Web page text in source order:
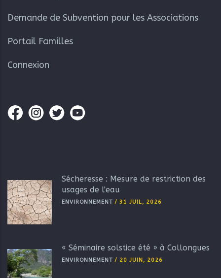
Demande de Subvention pour les Associations
Portail Familles
Connexion
Sécheresse : Mesure de restriction des
usages de l'eau
ENVIRONNEMENT / 31 JUIL, 2026
« Séminaire solstice été » à Collongues
ENVIRONNEMENT / 20 JUIN, 2026